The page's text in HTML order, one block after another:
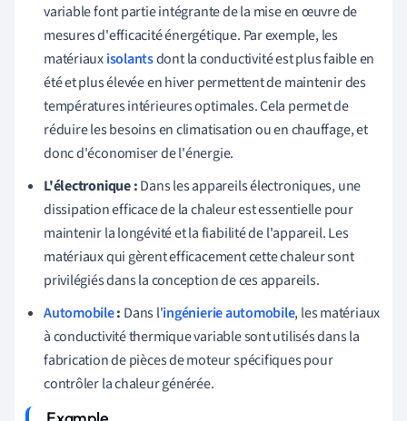
variable font partie intégrante de la mise en œuvre de
mesures d'efficacité énergétique. Par exemple, les
matériauxisolantsdont la conductivité est plus faible en
été et plus élevée en hiver permettent de maintenir des
températures intérieures optimales. Cela permet de
réduire les besoins en climatisation ou en chauffage, et
donc d'économiser de l'énergie.
L'électronique :Dans les appareils électroniques, une
dissipation efficace de la chaleur est essentielle pour
maintenir la longévité et la fiabilité de l'appareil. Les
matériaux qui gèrent efficacement cette chaleur sont
privilégiés dans la conception de ces appareils.
Automobile: Dans l'ingénierie automobile, les matériaux
à conductivité thermique variable sont utilisés dans la
fabrication de pièces de moteur spécifiques pour
contrôler la chaleur générée.